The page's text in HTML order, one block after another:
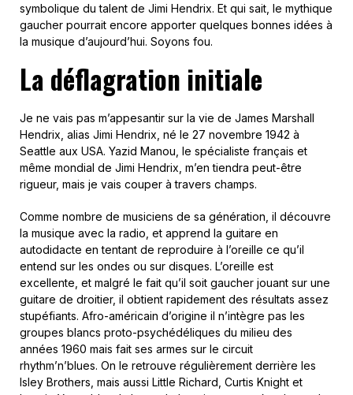
symbolique du talent de Jimi Hendrix. Et qui sait, le mythique
gaucher pourrait encore apporter quelques bonnes idées à
la musique d’aujourd’hui. Soyons fou.
La déflagration initiale
Je ne vais pas m’appesantir sur la vie de James Marshall
Hendrix, alias Jimi Hendrix, né le 27 novembre 1942 à
Seattle aux USA. Yazid Manou, le spécialiste français et
même mondial de Jimi Hendrix, m’en tiendra peut-être
rigueur, mais je vais couper à travers champs.
Comme nombre de musiciens de sa génération, il découvre
la musique avec la radio, et apprend la guitare en
autodidacte en tentant de reproduire à l’oreille ce qu’il
entend sur les ondes ou sur disques. L’oreille est
excellente, et malgré le fait qu’il soit gaucher jouant sur une
guitare de droitier, il obtient rapidement des résultats assez
stupéfiants. Afro-américain d’origine il n’intègre pas les
groupes blancs proto-psychédéliques du milieu des
années 1960 mais fait ses armes sur le circuit
rhythm’n’blues. On le retrouve régulièrement derrière les
Isley Brothers, mais aussi Little Richard, Curtis Knight et